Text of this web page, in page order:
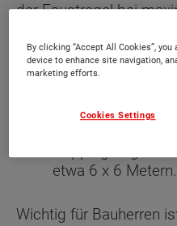
der Faustregel bei
Garage oder ein
Einzelgarage: Die
etwa 6 x 3 Metern.
etwa 6 x 6 Metern.
Wichtig für Bauherren
By clicking “Accept All Cookies”,
device to enhance site navigation,
marketing efforts.
Cookies Settings